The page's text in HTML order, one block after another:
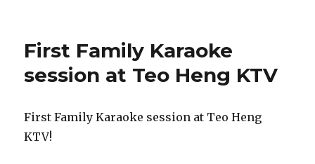
First Family Karaoke
session at Teo Heng KTV
First Family Karaoke session at Teo Heng
KTV!